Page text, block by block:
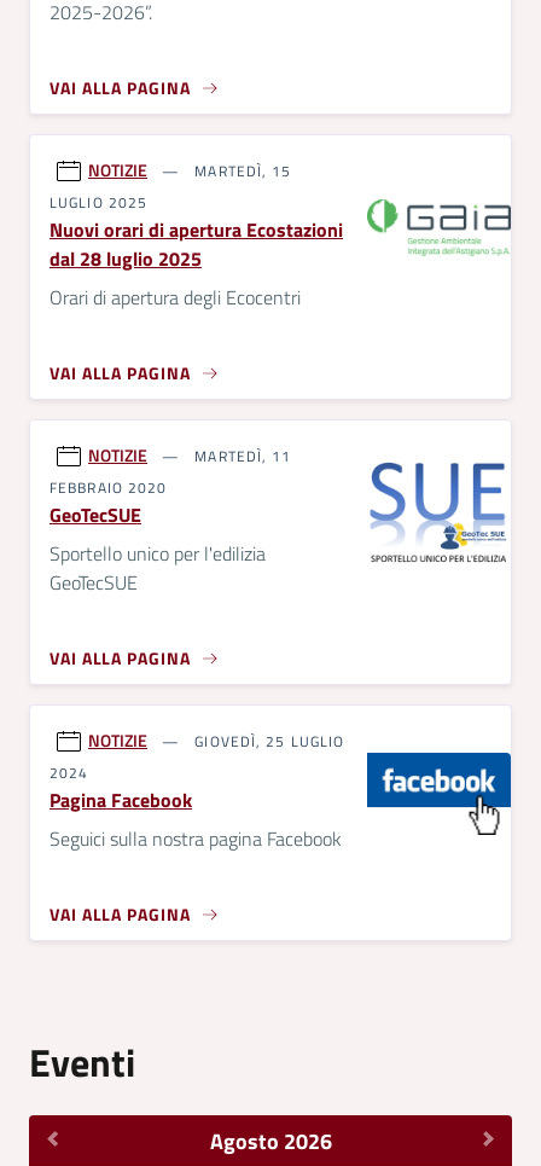
2025-2026”.
VAI ALLA PAGINA
NOTIZIE
MARTEDÌ, 15
LUGLIO 2025
Nuovi orari di apertura Ecostazioni
dal 28 luglio 2025
Orari di apertura degli Ecocentri
VAI ALLA PAGINA
NOTIZIE
MARTEDÌ, 11
FEBBRAIO 2020
GeoTecSUE
Sportello unico per l'edilizia
GeoTecSUE
VAI ALLA PAGINA
NOTIZIE
GIOVEDÌ, 25 LUGLIO
2024
Pagina Facebook
Seguici sulla nostra pagina Facebook
VAI ALLA PAGINA
Eventi
Agosto 2026